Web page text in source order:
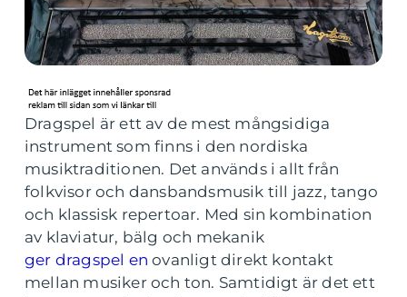
Dragspel är ett av de mest mångsidiga
instrument som finns i den nordiska
musiktraditionen. Det används i allt från
folkvisor och dansbandsmusik till jazz, tango
och klassisk repertoar. Med sin kombination
av klaviatur, bälg och mekanik
ger dragspel en ovanligt direkt kontakt
mellan musiker och ton. Samtidigt är det ett